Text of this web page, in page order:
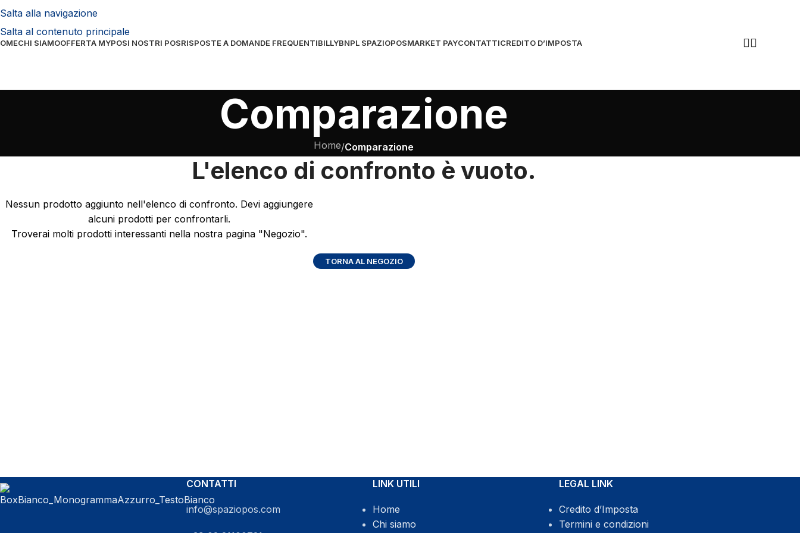
Salta alla navigazione
Salta al contenuto principale
CHI SIAMOOFFERTA MYPOSI NOSTRI POSRISPOSTE A DOMANDE FREQUENTIBILLYBNPL SPAZIOPOSMARKET PAYCONTATTICREDITO D’IMPOSTA
Comparazione
Home/Comparazione
L'elenco di confronto è vuoto.
Nessun prodotto aggiunto nell'elenco di confronto. Devi aggiungere
alcuni prodotti per confrontarli.
Troverai molti prodotti interessanti nella nostra pagina "Negozio".
TORNA AL NEGOZIO
CONTATTI
info@spaziopos.com
LINK UTILI
Home
Chi siamo
LEGAL LINK
Credito d’Imposta
Termini e condizioni